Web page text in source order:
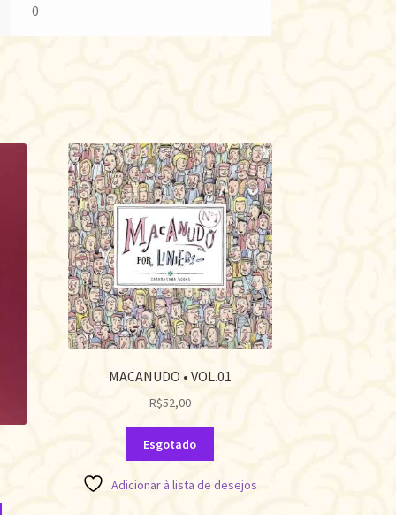
0
MACANUDO • VOL.01
R$52,00
Esgotado
Adicionar à lista de desejos